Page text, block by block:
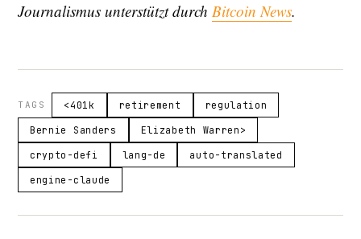
Journalismus unterstützt durch Bitcoin News.
TAGS <401k retirement regulation
Bernie Sanders Elizabeth Warren>
crypto-defi lang-de auto-translated
engine-claude